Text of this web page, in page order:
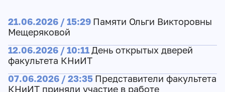
21.06.2026 / 15:29 Памяти Ольги Викторовны
Мещеряковой
12.06.2026 / 10:11День открытых дверей
факультета КНиИТ
07.06.2026 / 23:35 Представители факультета
КНиИТ приняли участие в работе